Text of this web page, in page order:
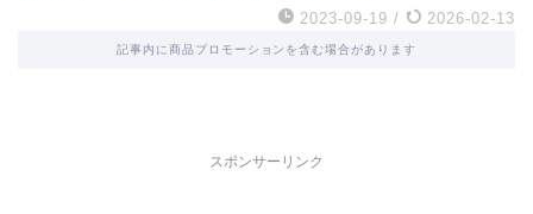
2023-09-19 / 2026-02-13
記事内に商品プロモーションを含む場合があります
スポンサーリンク